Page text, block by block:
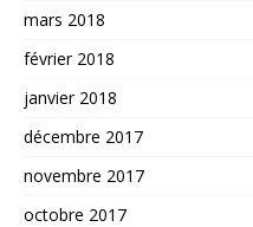
mars 2018
février 2018
janvier 2018
décembre 2017
novembre 2017
octobre 2017